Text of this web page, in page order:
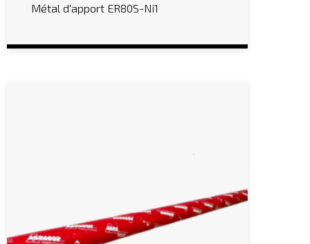
Métal d'apport ER80S-Ni1